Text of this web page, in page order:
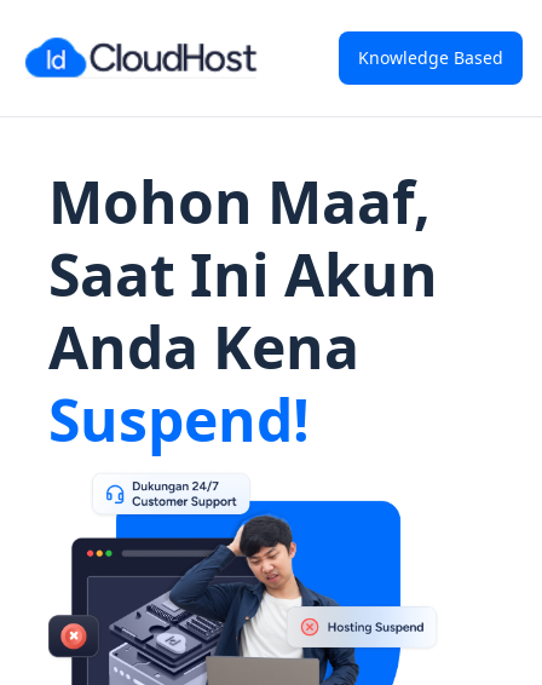
Knowledge Based
Mohon Maaf,
Saat Ini Akun
Anda Kena
Suspend!